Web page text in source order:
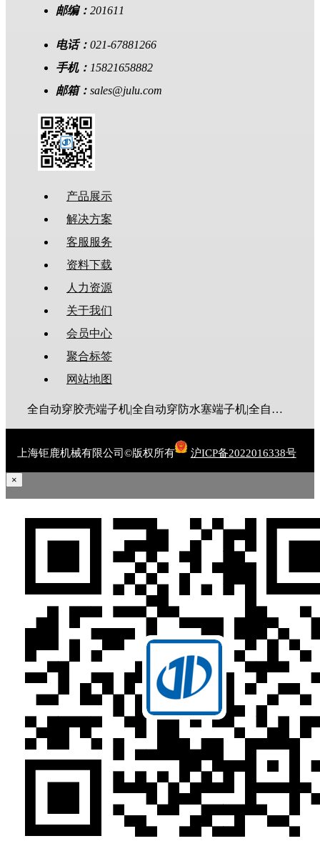
邮编： 201611
电话： 021-67881266
手机： 15821658882
邮箱： sales@julu.com
产品展示
解决方案
客服服务
资料下载
人力资源
关于我们
会员中心
聚合标签
网站地图
全自动穿胶壳端子机|全自动穿防水塞端子机|全自动穿热缩管端子机|全自动穿护套端子机|全自动穿号码管端子机|全自动端子机|全自动穿防水栓端子机|端子压着机|端子压接机|静音端子机|多芯线端子机|护套线端子机|全自动排线端子机|新能源大平方压接机|电脑剥线机|自动剥线机|裁线机|剥线机
上海钜鹿机械有限公司©版权所有 沪ICP备2022016338号
×